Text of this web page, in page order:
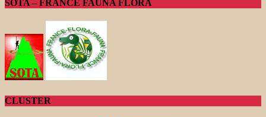
SOTA – FRANCE FAUNA FLORA
CLUSTER